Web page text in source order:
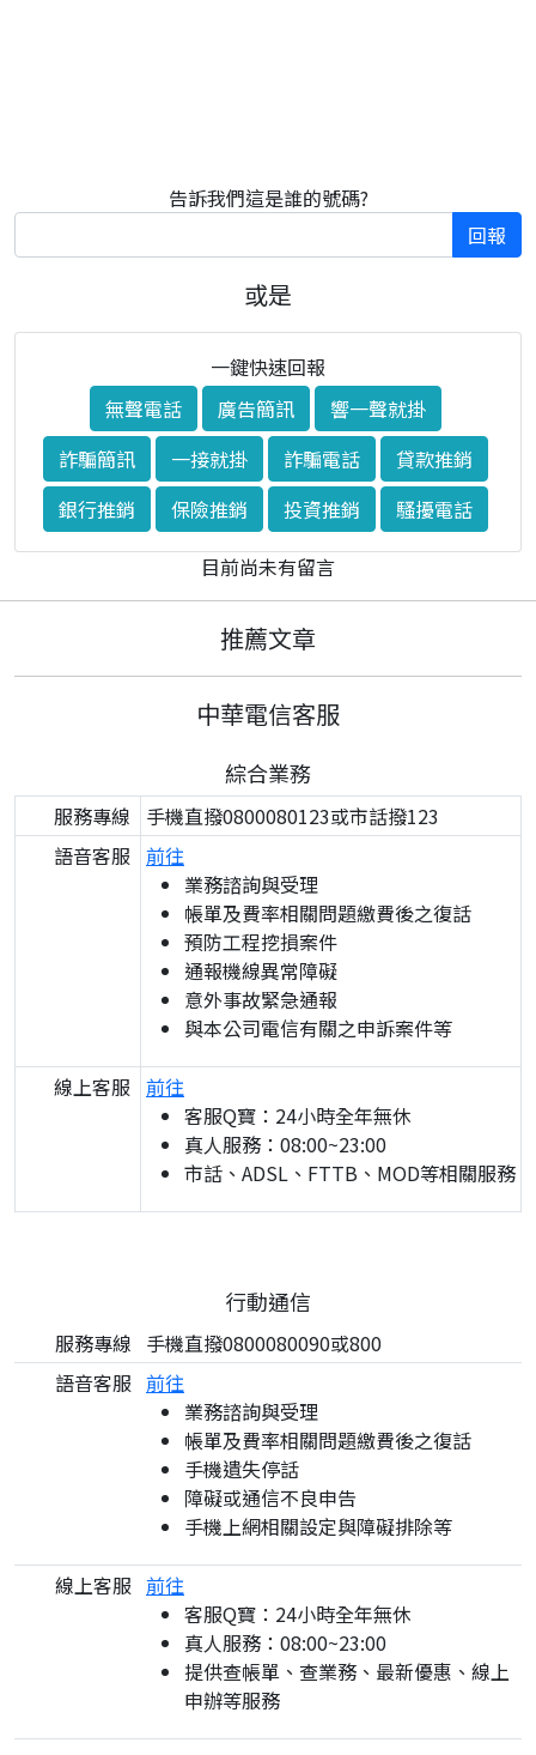
告訴我們這是誰的號碼?
回報
或是
一鍵快速回報
無聲電話
廣告簡訊
響一聲就掛
詐騙簡訊
一接就掛 詐騙電話
貸款推銷
銀行推銷
保險推銷 投資推銷
騷擾電話
目前尚未有留言
推薦文章
中華電信客服
綜合業務
服務專線
手機直撥0800080123或市話撥123
語音客服 前往
業務諮詢與受理
帳單及費率相關問題繳費後之復話
預防工程挖損案件
通報機線異常障礙
意外事故緊急通報
與本公司電信有關之申訴案件等
線上客服 前往
客服Q寶：24小時全年無休
真人服務：08:00~23:00
市話、ADSL、FTTB、MOD等相關服務
行動通信
服務專線 手機直撥0800080090或800
語音客服 前往
業務諮詢與受理
帳單及費率相關問題繳費後之復話
手機遺失停話
障礙或通信不良申告
手機上網相關設定與障礙排除等
線上客服 前往
客服Q寶：24小時全年無休
真人服務：08:00~23:00
提供查帳單、查業務、最新優惠、線上
申辦等服務